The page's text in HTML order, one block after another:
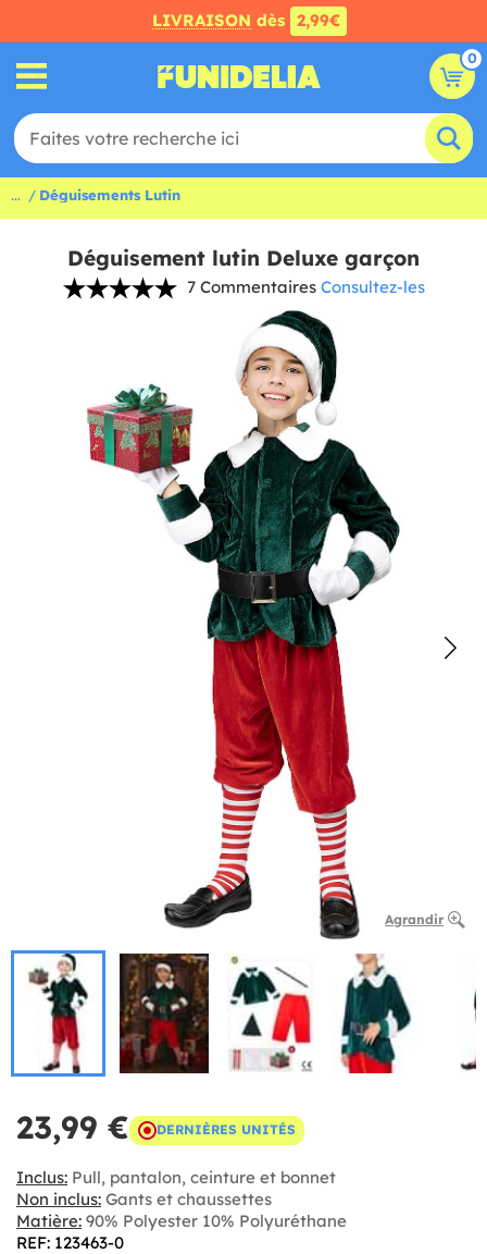
LIVRAISON dès 2,99€
0
... Déguisements Lutin
Déguisement lutin Deluxe garçon
7 Commentaires Consultez-les
Agrandir
23,99 € DERNIÈRES UNITÉS
Inclus: Pull, pantalon, ceinture et bonnet
Non inclus: Gants et chaussettes
Matière: 90% Polyester 10% Polyuréthane
REF: 123463-0